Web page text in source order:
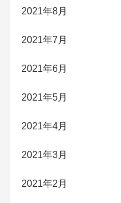
2021年8月
2021年7月
2021年6月
2021年5月
2021年4月
2021年3月
2021年2月